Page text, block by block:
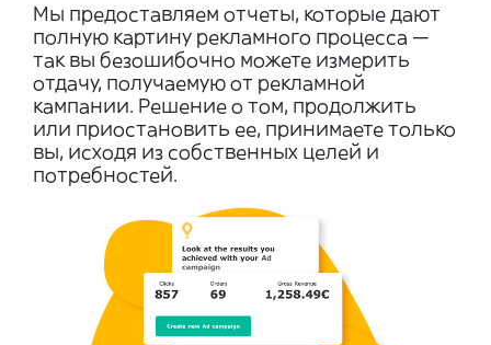
Мы предоставляем отчеты, которые дают
полную картину рекламного процесса —
так вы безошибочно можете измерить
отдачу, получаемую от рекламной
кампании. Решение о том, продолжить
или приостановить ее, принимаете только
вы, исходя из собственных целей и
потребностей.